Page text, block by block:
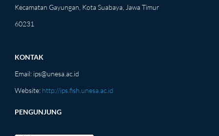
Kecamatan Gayungan, Kota Suabaya, Jawa Timur
60231
KONTAK
Email: ips@unesa.ac.id
Website: http://ips.fish.unesa.ac.id
PENGUNJUNG